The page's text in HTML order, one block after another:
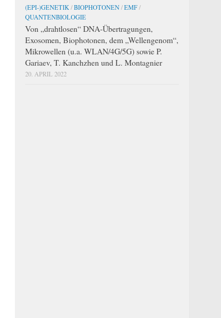
(EPI-)GENETIK /BIOPHOTONEN/EMF/
QUANTENBIOLOGIE
Von „drahtlosen“ DNA-Übertragungen,
Exosomen, Biophotonen, dem „Wellengenom“,
Mikrowellen (u.a. WLAN/4G/5G) sowie P.
Gariaev, T. Kanchzhen und L. Montagnier
20. APRIL 2022